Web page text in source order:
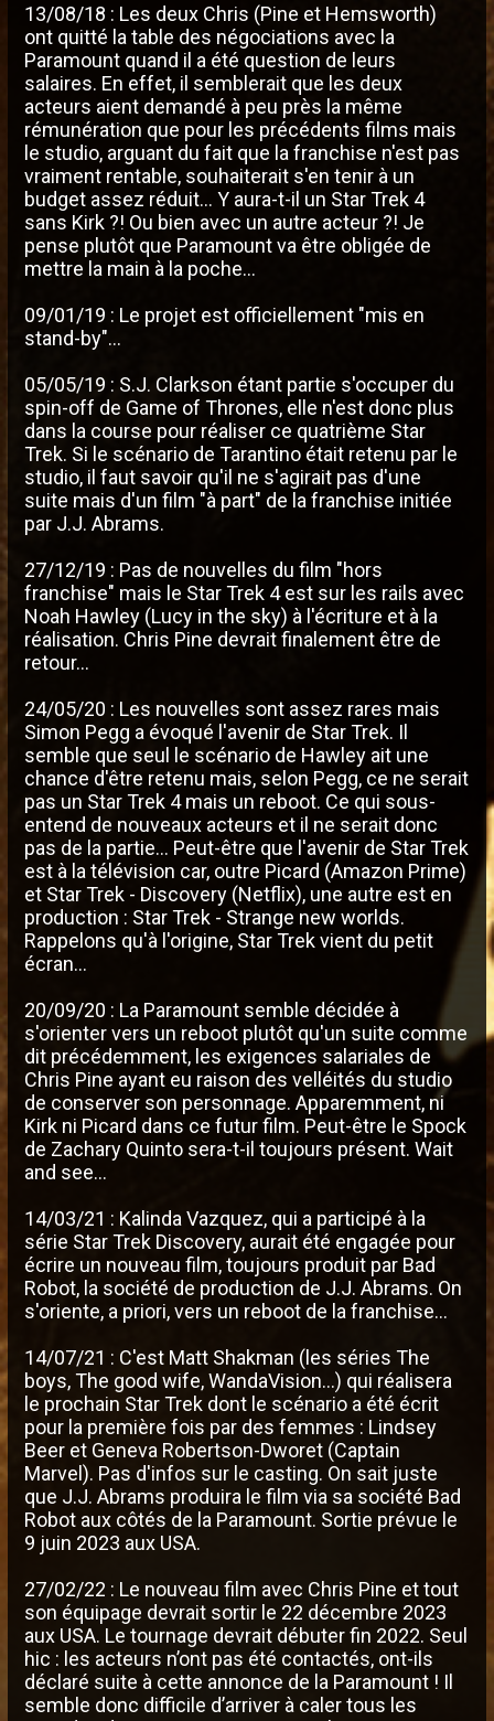
13/08/18 : Les deux Chris (Pine et Hemsworth)
ont quitté la table des négociations avec la
Paramount quand il a été question de leurs
salaires. En effet, il semblerait que les deux
acteurs aient demandé à peu près la même
rémunération que pour les précédents films mais
le studio, arguant du fait que la franchise n'est pas
vraiment rentable, souhaiterait s'en tenir à un
budget assez réduit... Y aura-t-il un Star Trek 4
sans Kirk ?! Ou bien avec un autre acteur ?! Je
pense plutôt que Paramount va être obligée de
mettre la main à la poche...
09/01/19 : Le projet est officiellement "mis en
stand-by"...
05/05/19 : S.J. Clarkson étant partie s'occuper du
spin-off de Game of Thrones, elle n'est donc plus
dans la course pour réaliser ce quatrième Star
Trek. Si le scénario de Tarantino était retenu par le
studio, il faut savoir qu'il ne s'agirait pas d'une
suite mais d'un film "à part" de la franchise initiée
par J.J. Abrams.
27/12/19 : Pas de nouvelles du film "hors
franchise" mais le Star Trek 4 est sur les rails avec
Noah Hawley (Lucy in the sky) à l'écriture et à la
réalisation. Chris Pine devrait finalement être de
retour...
24/05/20 : Les nouvelles sont assez rares mais
Simon Pegg a évoqué l'avenir de Star Trek. Il
semble que seul le scénario de Hawley ait une
chance d'être retenu mais, selon Pegg, ce ne serait
pas un Star Trek 4 mais un reboot. Ce qui sous-
entend de nouveaux acteurs et il ne serait donc
pas de la partie... Peut-être que l'avenir de Star Trek
est à la télévision car, outre Picard (Amazon Prime)
et Star Trek - Discovery (Netflix), une autre est en
production : Star Trek - Strange new worlds.
Rappelons qu'à l'origine, Star Trek vient du petit
écran...
20/09/20 : La Paramount semble décidée à
s'orienter vers un reboot plutôt qu'un suite comme
dit précédemment, les exigences salariales de
Chris Pine ayant eu raison des velléités du studio
de conserver son personnage. Apparemment, ni
Kirk ni Picard dans ce futur film. Peut-être le Spock
de Zachary Quinto sera-t-il toujours présent. Wait
and see...
14/03/21 : Kalinda Vazquez, qui a participé à la
série Star Trek Discovery, aurait été engagée pour
écrire un nouveau film, toujours produit par Bad
Robot, la société de production de J.J. Abrams. On
s'oriente, a priori, vers un reboot de la franchise...
14/07/21 : C'est Matt Shakman (les séries The
boys, The good wife, WandaVision...) qui réalisera
le prochain Star Trek dont le scénario a été écrit
pour la première fois par des femmes : Lindsey
Beer et Geneva Robertson-Dworet (Captain
Marvel). Pas d'infos sur le casting. On sait juste
que J.J. Abrams produira le film via sa société Bad
Robot aux côtés de la Paramount. Sortie prévue le
9 juin 2023 aux USA.
27/02/22 : Le nouveau film avec Chris Pine et tout
son équipage devrait sortir le 22 décembre 2023
aux USA. Le tournage devrait débuter fin 2022. Seul
hic : les acteurs n’ont pas été contactés, ont-ils
déclaré suite à cette annonce de la Paramount ! Il
semble donc difficile d’arriver à caler tous les